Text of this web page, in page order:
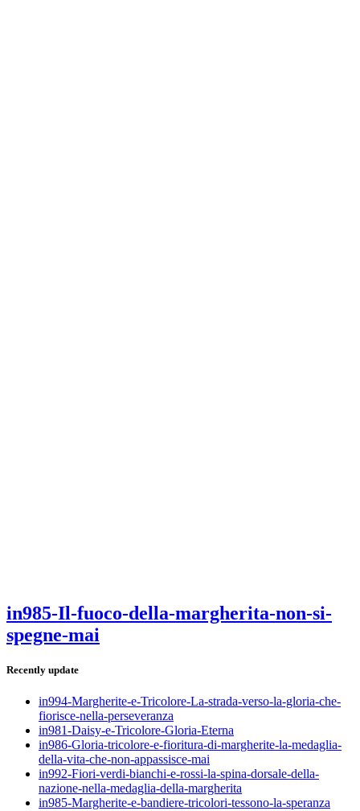
in985-Il-fuoco-della-margherita-non-si-
spegne-mai
Recently update
in994-Margherite-e-Tricolore-La-strada-verso-la-gloria-che-
fiorisce-nella-perseveranza
in981-Daisy-e-Tricolore-Gloria-Eterna
in986-Gloria-tricolore-e-fioritura-di-margherite-la-medaglia-
della-vita-che-non-appassisce-mai
in992-Fiori-verdi-bianchi-e-rossi-la-spina-dorsale-della-
nazione-nella-medaglia-della-margherita
in985-Margherite-e-bandiere-tricolori-tessono-la-speranza